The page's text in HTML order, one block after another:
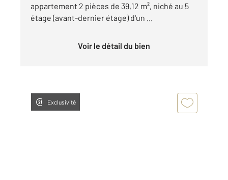
appartement 2 pièces de 39,12 m², niché au 5
étage (avant-dernier étage) d'un ...
Voir le détail du bien
Exclusivité